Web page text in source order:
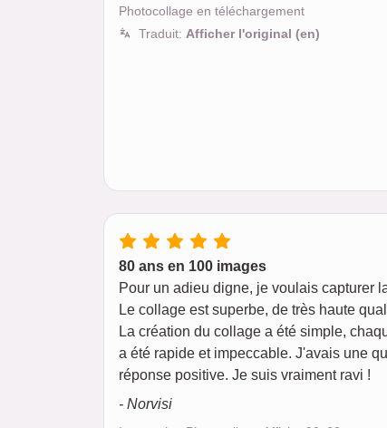
Photocollage en téléchargement
Traduit: Afficher l'original (en)
80 ans en 100 images
Pour un adieu digne, je voulais capturer
Le collage est superbe, de très haute
La création du collage a été simple,
a été rapide et impeccable. J'avais une
réponse positive. Je suis vraiment ravi !
- Norvisi